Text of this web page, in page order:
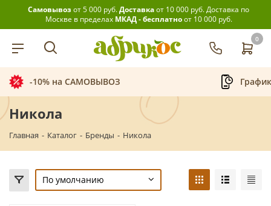
Самовывозот 5 000 руб.Доставкаот 10 000 руб.Доставка по
Москве в пределах МКАД - бесплатноот 10 000 руб.
0
-10% на САМОВЫВОЗ
Никола
Главная - Каталог - Бренды - Никола
По умолчанию